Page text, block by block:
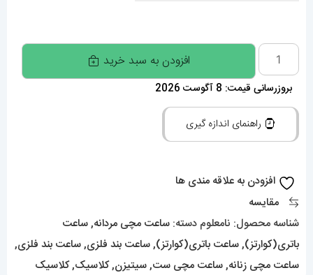
ساعت
سیتیزن
ست
مردانه
و
سویوسا
کوارتز
استیل
صفحه
نارنجی
افزودن به سبد خرید
بروزرسانی قیمت: 8 آگوست 2026
راهنمای اندازه گیری
افزودن به علاقه مندی ها
مقایسه
شناسه محصول: نامعلوم دسته: ساعت مچی مردانه,ساعت
باتری(کوارتز),ساعت باتری(کوارتز),ساعت بند فلزی,ساعت بند فلزی,
ساعت مچی زنانه,ساعت مچی ست,سیتیزن,کلاسیک,کلاسیک